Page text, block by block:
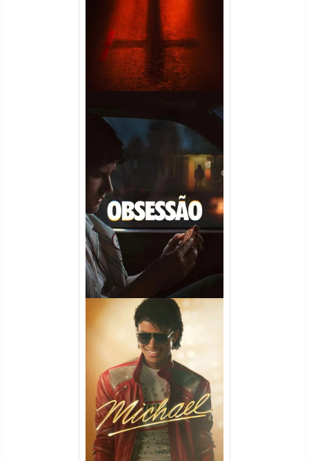
Obsessão Torrent (2026)
WEB-DL 1080p/4K Dual
Áudio
Michael Torrent (2026) WEB-
DL 1080p/4K Dual Áudio